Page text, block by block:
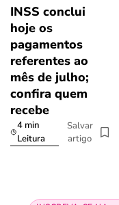
INSS conclui
hoje os
pagamentos
referentes ao
mês de julho;
confira quem
recebe
4 min
Leitura
Salvar
artigo